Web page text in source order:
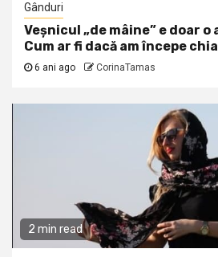
Gânduri
Veșnicul „de mâine” e doar
Cum ar fi dacă am începe
6 ani ago CorinaTamas
2 min read